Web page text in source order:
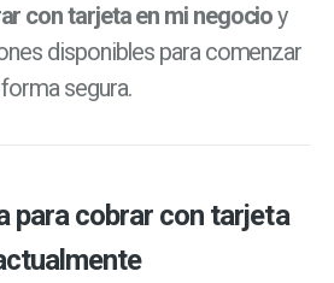
con tarjeta en mi negocioy
disponibles para comenzar
segura.
para cobrar con tarjeta